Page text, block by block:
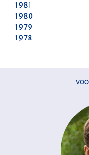
1981
1980
1979
1978